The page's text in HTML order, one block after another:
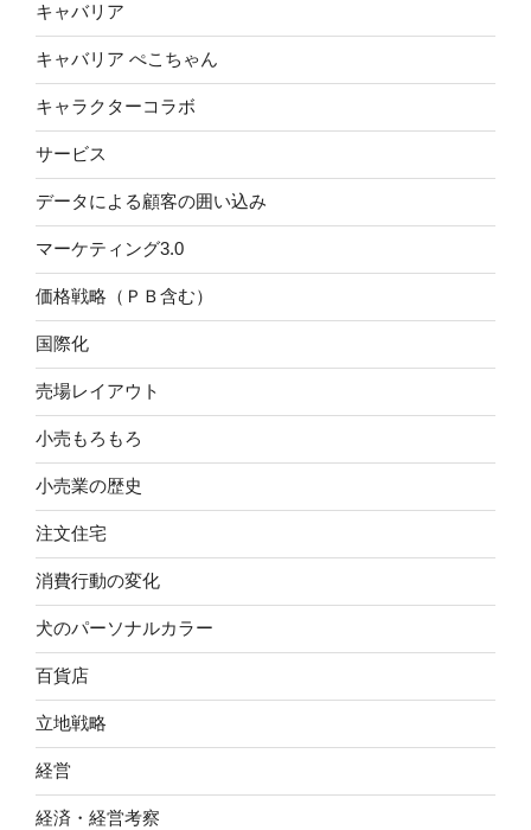
キャバリア
キャバリア ぺこちゃん
キャラクターコラボ
サービス
データによる顧客の囲い込み
マーケティング3.0
価格戦略（ＰＢ含む）
国際化
売場レイアウト
小売もろもろ
小売業の歴史
注文住宅
消費行動の変化
犬のパーソナルカラー
百貨店
立地戦略
経営
経済・経営考察